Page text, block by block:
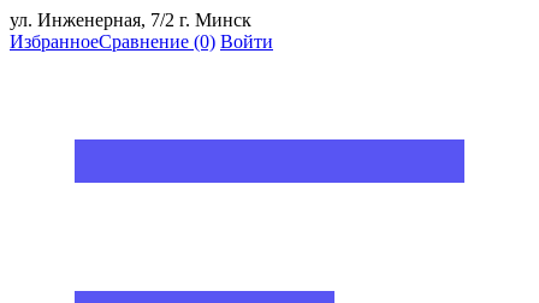
ул. Инженерная, 7/2 г. Минск
ИзбранноеСравнение (0) Войти